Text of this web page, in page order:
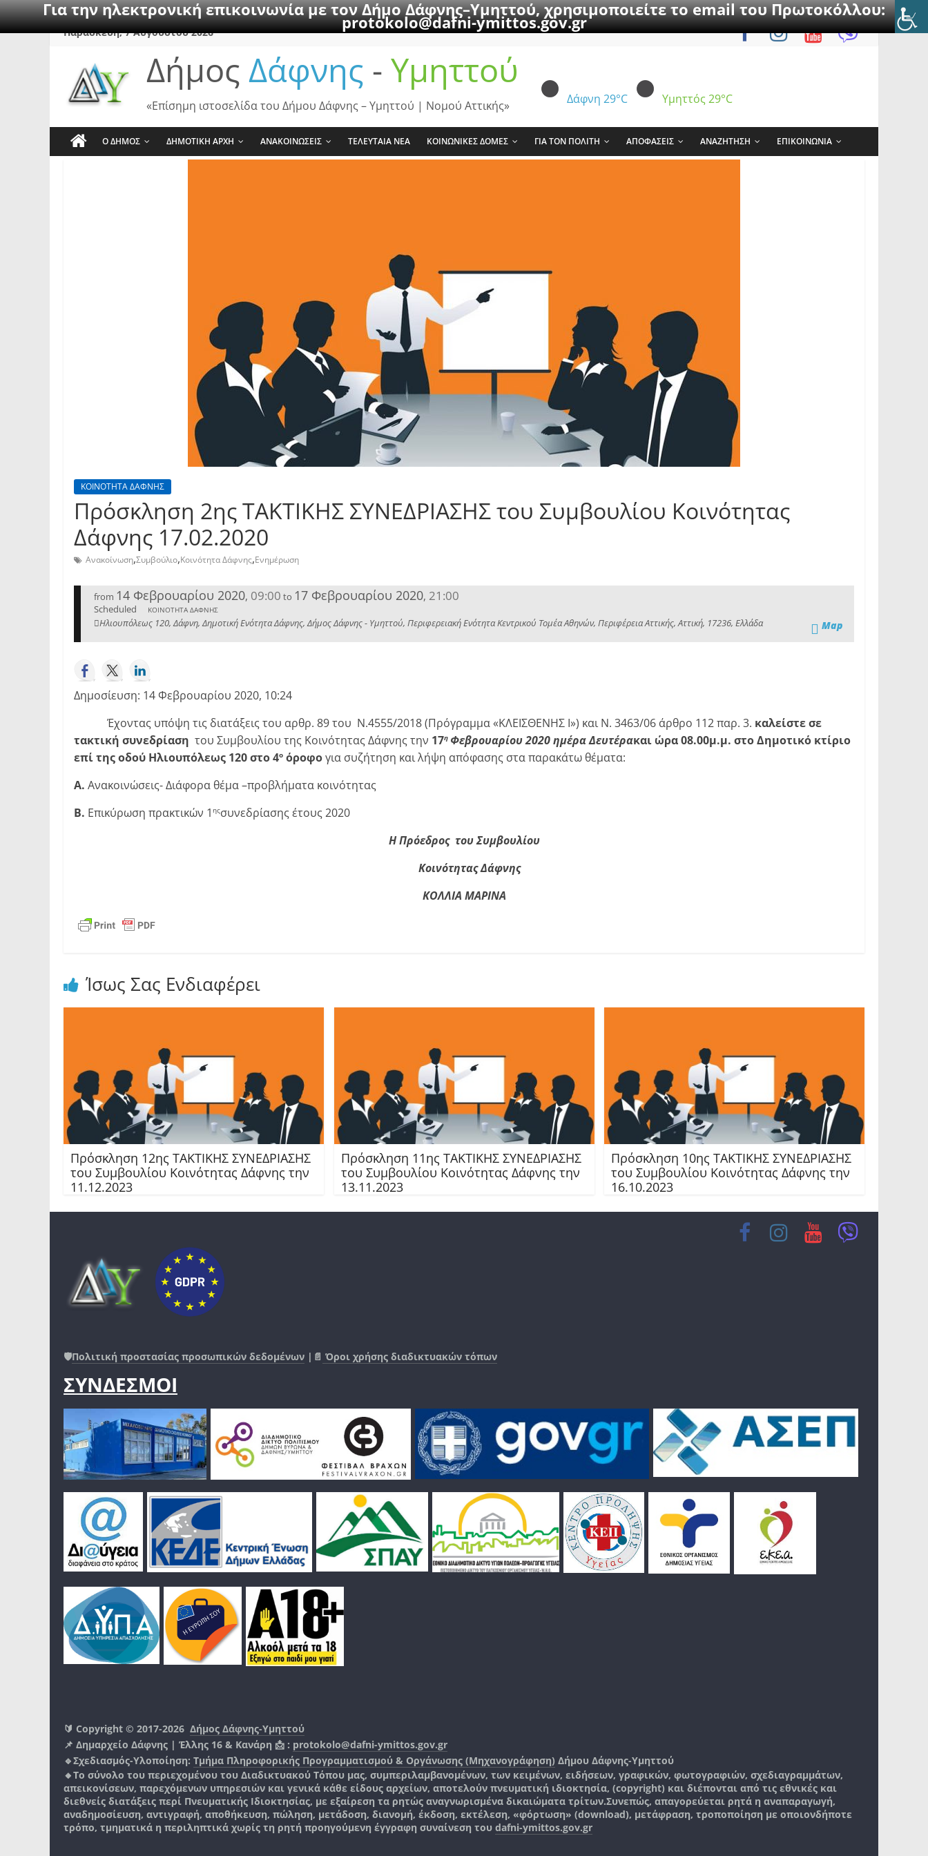
Για την ηλεκτρονική επικοινωνία με τον Δήμο Δάφνης–Υμηττού, χρησιμοποιείτε το email του Πρωτοκόλλου:
protokolo@dafni-ymittos.gov.gr
SkipΠαρασκευή, 7 Αυγούστου 2026
Δήμος Δάφνης - Υμηττού
Δάφνη 29°C Υμηττός 29°C
«Επίσημη ιστοσελίδα του Δήμου Δάφνης – Υμηττού | Νομού Αττικής»
Ο ΔΗΜΟΣ ΔΗΜΟΤΙΚΗ ΑΡΧΗ ΑΝΑΚΟΙΝΩΣΕΙΣ ΤΕΛΕΥΤΑΙΑ ΝΕΑ ΚΟΙΝΩΝΙΚΕΣ ΔΟΜΕΣ ΓΙΑ ΤΟΝ ΠΟΛΙΤΗ ΑΠΟΦΑΣΕΙΣ ΑΝΑΖΗΤΗΣΗ ΕΠΙΚΟΙΝΩΝΙΑ
ΚΟΙΝΟΤΗΤΑ ΔΑΦΝΗΣ
Πρόσκληση 2ης TAKTIKHΣ ΣΥΝΕΔΡΙΑΣΗΣ του Συμβουλίου Κοινότητας
Δάφνης 17.02.2020
Ανακοίνωση,Συμβούλιο,Κοινότητα Δάφνης,Ενημέρωση
from 14 Φεβρουαρίου 2020, 09:00 to 17 Φεβρουαρίου 2020, 21:00
Scheduled ΚΟΙΝΟΤΗΤΑ ΔΑΦΝΗΣ
Ηλιουπόλεως 120, Δάφνη, Δημοτική Ενότητα Δάφνης, Δήμος Δάφνης - Υμηττού, Περιφερειακή Ενότητα Κεντρικού Τομέα Αθηνών, Περιφέρεια Αττικής, Αττική, 17236, Ελλάδα Map
Δημοσίευση: 14 Φεβρουαρίου 2020, 10:24
Έχοντας υπόψη τις διατάξεις του αρθρ. 89 του Ν.4555/2018 (Πρόγραμμα «ΚΛΕΙΣΘΕΝΗΣ Ι») και Ν. 3463/06 άρθρο 112 παρ. 3. καλείστε σε
τακτική συνεδρίαση του Συμβουλίου της Κοινότητας Δάφνης την 17η Φεβρουαρίου 2020 ημέρα Δευτέρακαι ώρα 08.00μ.μ. στο Δημοτικό κτίριο
επί της οδού Ηλιουπόλεως 120 στο 4ο όροφογια συζήτηση και λήψη απόφασης στα παρακάτω θέματα:
Α. Ανακοινώσεις- Διάφορα θέμα –προβλήματα κοινότητας
Β. Επικύρωση πρακτικών 1 ηςσυνεδρίασης έτους 2020
Η Πρόεδρος του Συμβουλίου
Κοινότητας Δάφνης
ΚΟΛΛΙΑ ΜΑΡΙΝΑ
Ίσως Σας Ενδιαφέρει
Πρόσκληση 12ης TAKTIKHΣ ΣΥΝΕΔΡΙΑΣΗΣ
του Συμβουλίου Κοινότητας Δάφνης την
11.12.2023
Πρόσκληση 11ης TAKTIKHΣ ΣΥΝΕΔΡΙΑΣΗΣ
του Συμβουλίου Κοινότητας Δάφνης την
13.11.2023
Πρόσκληση 10ης TAKTIKHΣ ΣΥΝΕΔΡΙΑΣΗΣ
του Συμβουλίου Κοινότητας Δάφνης την
16.10.2023
🛡️Πολιτική προστασίας προσωπικών δεδομένων |📄 Όροι χρήσης διαδικτυακών τόπων
ΣΥΝΔΕΣΜΟΙ
🔰 Copyright © 2017-2026 Δήμος Δάφνης-Υμηττού
📌 Δημαρχείο Δάφνης | Έλλης 16 & Κανάρη 📩 : protokolo@dafni-ymittos.gov.gr
🔹Σχεδιασμός-Υλοποίηση: Τμήμα Πληροφορικής Προγραμματισμού & Οργάνωσης (Μηχανογράφηση) Δήμου Δάφνης-Υμηττού
🔸Το σύνολο του περιεχομένου του Διαδικτυακού Τόπου μας, συμπεριλαμβανομένων, των κειμένων, ειδήσεων, γραφικών, φωτογραφιών, σχεδιαγραμμάτων,
απεικονίσεων, παρεχόμενων υπηρεσιών και γενικά κάθε είδους αρχείων, αποτελούν πνευματική ιδιοκτησία, (copyright) και διέπονται από τις εθνικές και
διεθνείς διατάξεις περί Πνευματικής Ιδιοκτησίας, με εξαίρεση τα ρητώς αναγνωρισμένα δικαιώματα τρίτων.Συνεπώς, απαγορεύεται ρητά η αναπαραγωγή,
αναδημοσίευση, αντιγραφή, αποθήκευση, πώληση, μετάδοση, διανομή, έκδοση, εκτέλεση, «φόρτωση» (download), μετάφραση, τροποποίηση με οποιονδήποτε
τρόπο, τμηματικά η περιληπτικά χωρίς τη ρητή προηγούμενη έγγραφη συναίνεση του dafni-ymittos.gov.gr